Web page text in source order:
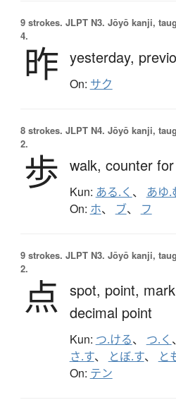
9 strokes. JLPT N3. Jōyō kanji,
4.
昨 yesterday,
On: サク
8 strokes. JLPT N4. Jōyō kanji,
2.
歩 walk, counter
Kun: ある.く 、 あゆ.
On: ホ、 ブ、 フ
9 strokes. JLPT N3. Jōyō kanji,
2.
点 spot, point,
decimal point
Kun: つ.ける、 つ.く
さ.す、 とぼ.す、 と
On: テン